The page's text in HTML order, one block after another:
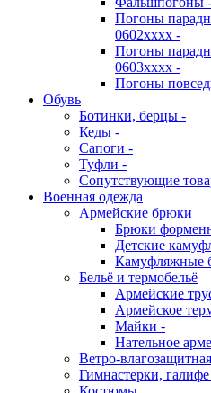
Погоны
0602хххх -
Погоны
0603хххх -
Погоны
Обувь
Ботинки, берцы -
Кеды -
Сапоги -
Туфли -
Сопутствующие
Военная одежда
Армейские брюки
Брюки
Детские
Камуфляжные
Бельё и термобельё
Армейские
Армейское
Майки -
Нательное
Ветро-
Гимнастерки,